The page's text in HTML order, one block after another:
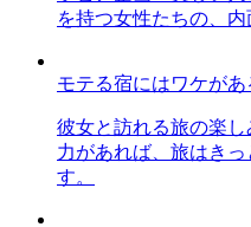
を持つ女性たちの、
モテる宿にはワケがあ
彼女と訪れる旅の楽
力があれば、旅はき
す。